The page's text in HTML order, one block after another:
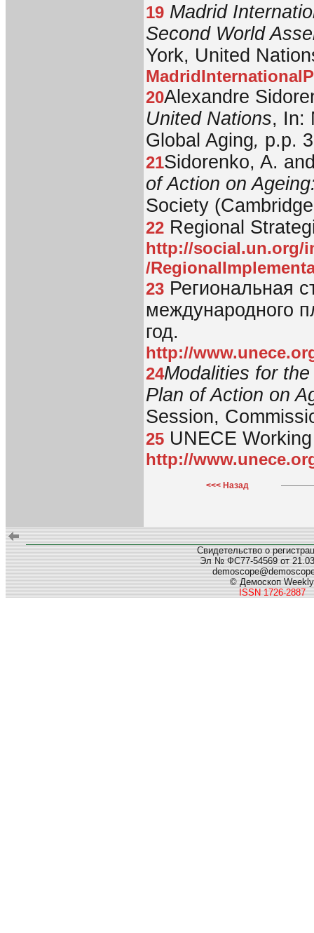
19 Madrid
Second World
York, United
20Alexandre
United Nations, In:
Global Aging, p.p.
21Sidorenko, A.
of Action on
Society
22 Regional
http://social.un.org/
/
23 Региональная
международного
год.
http://
24Modalities for
Plan of Action on
Session,
25 UNECE
http://
<<< Назад
Свидетельство о
Эл № ФС77-54569 от
© Демоскоп Weekly
ISSN 1726-2887